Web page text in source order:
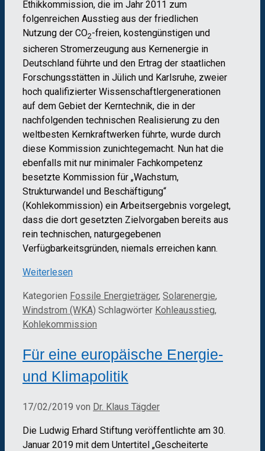
Ethikkommission, die im Jahr 2011 zum
folgenreichen Ausstieg aus der friedlichen
Nutzung der CO2-freien, kostengünstigen und
sicheren Stromerzeugung aus Kernenergie in
Deutschland führte und den Ertrag der staatlichen
Forschungsstätten in Jülich und Karlsruhe, zweier
hoch qualifizierter Wissenschaftlergenerationen
auf dem Gebiet der Kerntechnik, die in der
nachfolgenden technischen Realisierung zu den
weltbesten Kernkraftwerken führte, wurde durch
diese Kommission zunichtegemacht. Nun hat die
ebenfalls mit nur minimaler Fachkompetenz
besetzte Kommission für „Wachstum,
Strukturwandel und Beschäftigung“
(Kohlekommission) ein Arbeitsergebnis vorgelegt,
dass die dort gesetzten Zielvorgaben bereits aus
rein technischen, naturgegebenen
Verfügbarkeitsgründen, niemals erreichen kann.
Weiterlesen
Kategorien Fossile Energieträger, Solarenergie,
Windstrom (WKA) Schlagwörter Kohleausstieg,
Kohlekommission
Für eine europäische Energie-
und Klimapolitik
17/02/2019 von Dr. Klaus Tägder
Die Ludwig Erhard Stiftung veröffentlichte am 30.
Januar 2019 mit dem Untertitel „Gescheiterte